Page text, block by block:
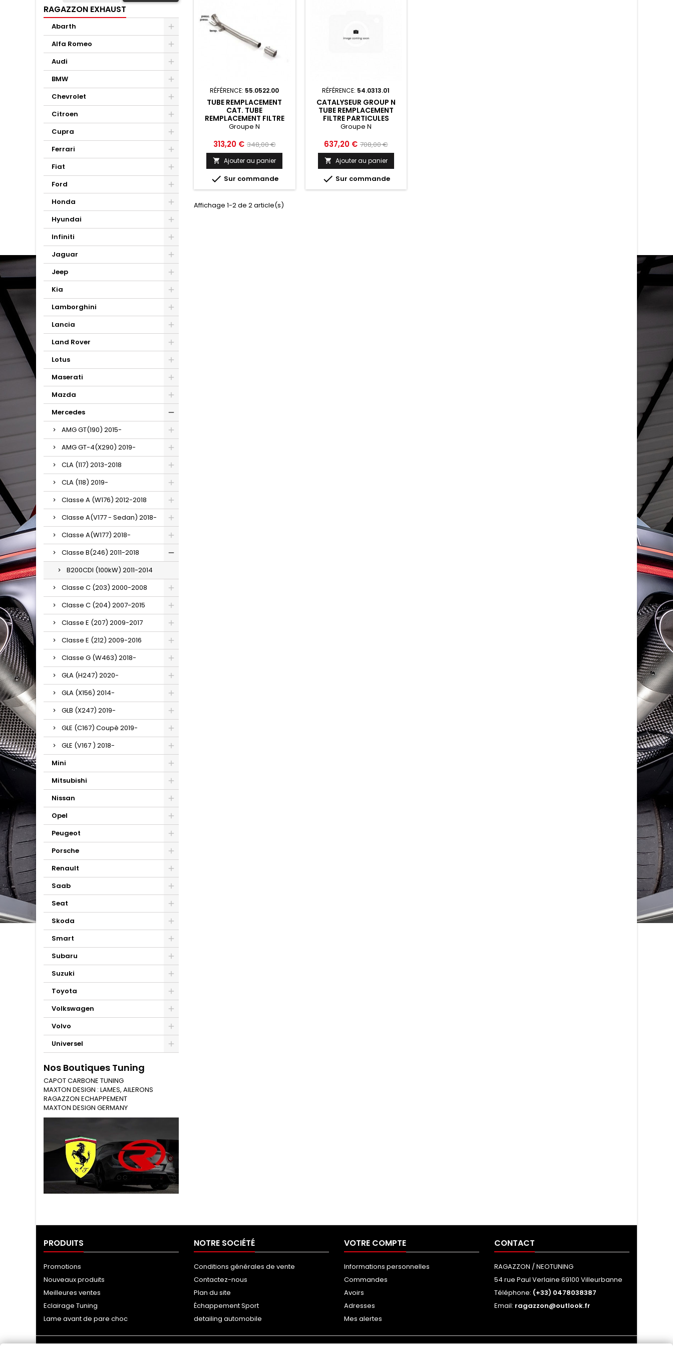
RAGAZZON EXHAUST
Abarth
Alfa Romeo
Audi
BMW
Chevrolet
Citroen
Cupra
Ferrari
Fiat
Ford
Honda
Hyundai
Infiniti
Jaguar
Jeep
Kia
Lamborghini
Lancia
Land Rover
Lotus
Maserati
Mazda
Mercedes
AMG GT(190) 2015-
AMG GT-4(X290) 2019-
CLA (117) 2013-2018
CLA (118) 2019-
Classe A (W176) 2012-2018
Classe A(V177 - Sedan) 2018-
Classe A(W177) 2018-
Classe B(246) 2011-2018
B200CDI (100kW) 2011-2014
Classe C (203) 2000-2008
Classe C (204) 2007-2015
Classe E (207) 2009-2017
Classe E (212) 2009-2016
Classe G (W463) 2018-
GLA (H247) 2020-
GLA (X156) 2014-
GLB (X247) 2019-
GLE (C167) Coupè 2019-
GLE (V167 ) 2018-
Mini
Mitsubishi
Nissan
Opel
Peugeot
Porsche
Renault
Saab
Seat
Skoda
Smart
Subaru
Suzuki
Toyota
Volkswagen
Volvo
Universel
Nos Boutiques Tuning
CAPOT CARBONE TUNING
MAXTON DESIGN : LAMES, AILERONS
RAGAZZON ECHAPPEMENT
MAXTON DESIGN GERMANY
RÉFÉRENCE: 55.0522.00
TUBE REMPLACEMENT
CAT. TUBE
REMPLACEMENT FILTRE
PARTICULES GROUPE N EN
MERCEDES CLASSE A W176
2012 2018 - 55.0522.00
Groupe N
Prix
313,20 € Prix
de
base
348,00 €
 Ajouter au panier
 Sur commande
RÉFÉRENCE: 54.0313.01
CATALYSEUR GROUP N
TUBE REMPLACEMENT
FILTRE PARTICULES
GROUPE N EN INOX
CLASSE A W176 2012 2018
- 54.0313.01
Groupe N
Prix
637,20 € Prix
de
base
708,00 €
 Ajouter au panier
 Sur commande
Affichage 1-2 de 2 article(s)
PRODUITS
Promotions
Nouveaux produits
Meilleures ventes
Eclairage Tuning
Lame avant de pare choc
NOTRE SOCIÉTÉ
Conditions générales de vente
Contactez-nous
Plan du site
Échappement Sport
detailing automobile
VOTRE COMPTE
Informations personnelles
Commandes
Avoirs
Adresses
Mes alertes
CONTACT
RAGAZZON / NEOTUNING
54 rue Paul Verlaine 69100 Villeurbanne
Téléphone: (+33) 0478038387
Email: ragazzon@outlook.fr